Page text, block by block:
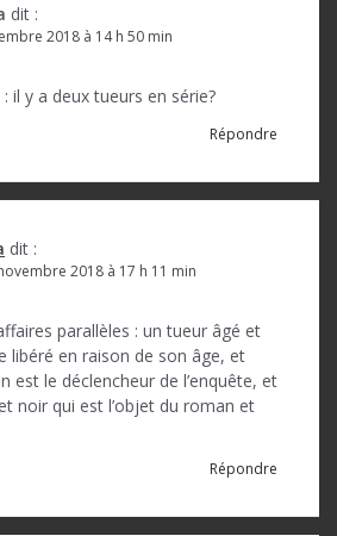
dit :
2018 à 14 h 50 min
il y a deux tueurs en série?
Répondre
dit :
2018 à 17 h 11 min
parallèles : un tueur âgé et
libéré en raison de son âge, et
est le déclencheur de l’enquête, et
noir qui est l’objet du roman et
Répondre